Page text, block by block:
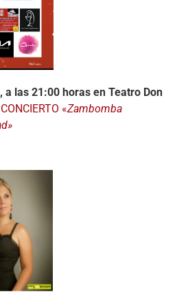
las 21:00 horas en Teatro Don
«Zambomba